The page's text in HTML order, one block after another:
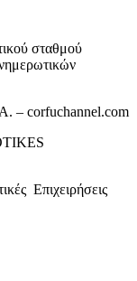
σταθμού
– corfuchannel.com
Επιχειρήσεις